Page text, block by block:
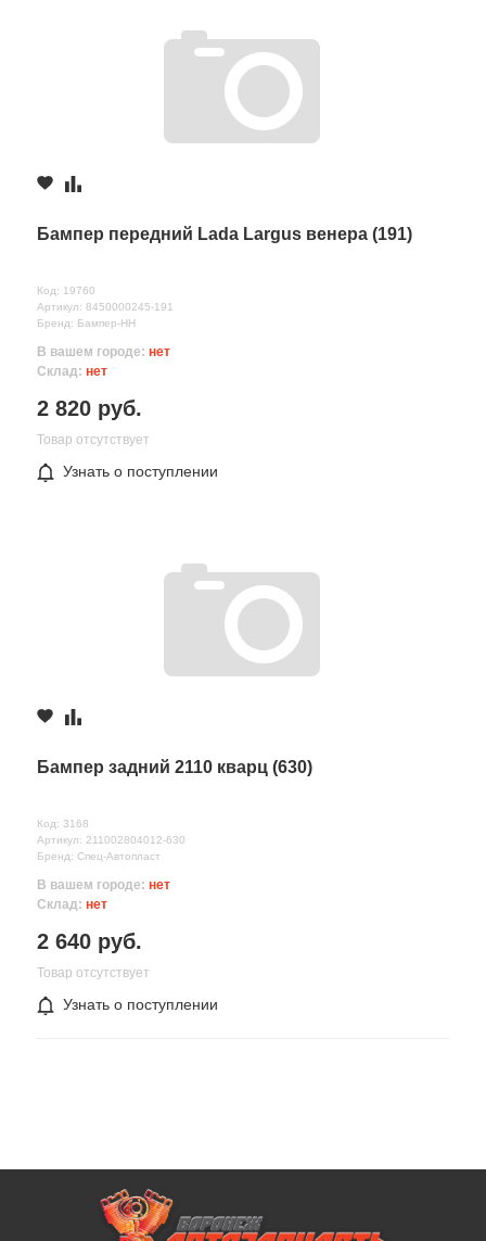
Бампер передний Lada Largus венера (191)
Код: 19760
Артикул: 8450000245-191
Бренд: Бампер-НН
В вашем городе: нет
Склад: нет
2 820 руб.
Товар отсутствует
Узнать о поступлении
Бампер задний 2110 кварц (630)
Код: 3168
Артикул: 211002804012-630
Бренд: Спец-Автопласт
В вашем городе: нет
Склад: нет
2 640 руб.
Товар отсутствует
Узнать о поступлении